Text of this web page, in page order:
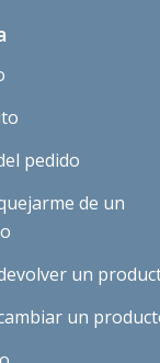
pedido
de un
un
un